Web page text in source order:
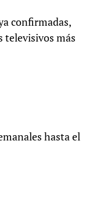
confirmadas,
televisivos más
hasta el